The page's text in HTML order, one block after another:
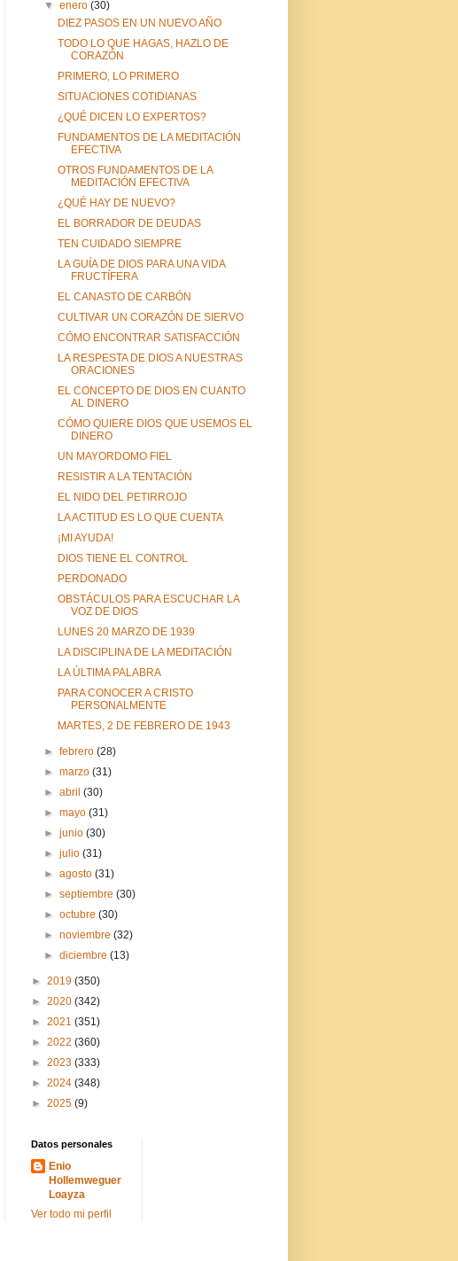
▼enero(30)
DIEZ PASOS EN UN NUEVO AÑO
TODO LO QUE HAGAS, HAZLO DE
CORAZÓN
PRIMERO, LO PRIMERO
SITUACIONES COTIDIANAS
¿QUÉ DICEN LO EXPERTOS?
FUNDAMENTOS DE LA MEDITACIÓN
EFECTIVA
OTROS FUNDAMENTOS DE LA
MEDITACIÓN EFECTIVA
¿QUÉ HAY DE NUEVO?
EL BORRADOR DE DEUDAS
TEN CUIDADO SIEMPRE
LA GUÍA DE DIOS PARA UNA VIDA
FRUCTÍFERA
EL CANASTO DE CARBÓN
CULTIVAR UN CORAZÓN DE SIERVO
CÓMO ENCONTRAR SATISFACCIÓN
LA RESPESTA DE DIOS A NUESTRAS
ORACIONES
EL CONCEPTO DE DIOS EN CUANTO
AL DINERO
CÓMO QUIERE DIOS QUE USEMOS EL
DINERO
UN MAYORDOMO FIEL
RESISTIR A LA TENTACIÓN
EL NIDO DEL PETIRROJO
LA ACTITUD ES LO QUE CUENTA
¡MI AYUDA!
DIOS TIENE EL CONTROL
PERDONADO
OBSTÁCULOS PARA ESCUCHAR LA
VOZ DE DIOS
LUNES 20 MARZO DE 1939
LA DISCIPLINA DE LA MEDITACIÓN
LA ÚLTIMA PALABRA
PARA CONOCER A CRISTO
PERSONALMENTE
MARTES, 2 DE FEBRERO DE 1943
►febrero(28)
►marzo(31)
►abril(30)
►mayo(31)
►junio(30)
►julio(31)
►agosto(31)
►septiembre(30)
►octubre(30)
►noviembre(32)
►diciembre(13)
► 2019 (350)
► 2020 (342)
► 2021 (351)
► 2022 (360)
► 2023 (333)
► 2024 (348)
► 2025 (9)
Datos personales
Enio
Hollemweguer
Loayza
Ver todo mi perfil